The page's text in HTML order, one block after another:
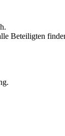
Beteiligten